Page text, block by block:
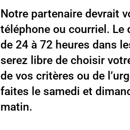
Notre partenaire devrait
téléphone ou courriel. Le
de 24 à 72 heures dans
serez libre de choisir
de vos critères ou de
faites le samedi et
matin.